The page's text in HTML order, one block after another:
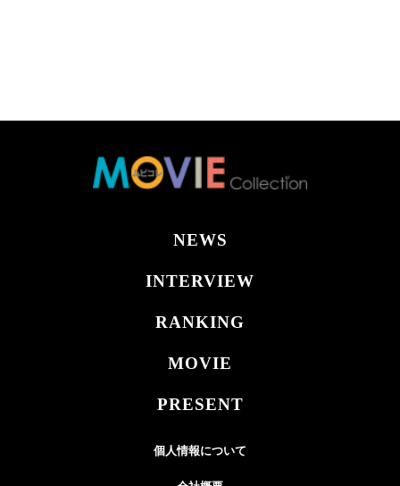
NEWS
INTERVIEW
RANKING
MOVIE
PRESENT
個人情報について